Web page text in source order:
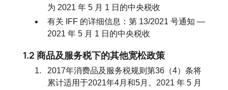
为 2021 年 5 月 1 日的中央税收
有关 IFF 的详细信息：第 13/2021 号通知 —
2021 年 5 月 1 日的中央税收
1.2 商品及服务税下的其他宽松政策
2017年消费品及服务税规则第36（4）条将
累计适用于2021年4月和5月。2021 年 5 月